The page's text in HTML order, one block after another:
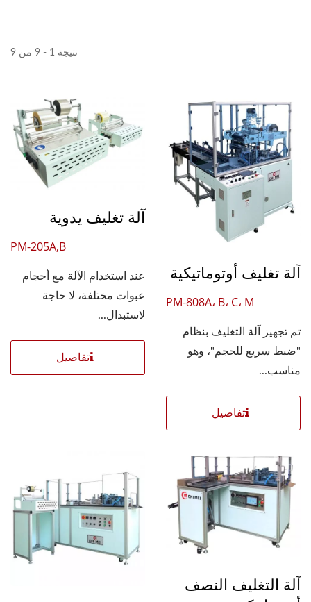
نتيجة 1 - 9 من 9
آلة تغليف أوتوماتيكية
PM-808A، B، C، M
تم تجهيز آلة التغليف بنظام
"ضبط سريع للحجم"، وهو
مناسب...
تفاصيل
آلة تغليف يدوية
PM-205A,B
عند استخدام الآلة مع أحجام
عبوات مختلفة، لا حاجة
لاستبدال...
تفاصيل
آلة التغليف النصف